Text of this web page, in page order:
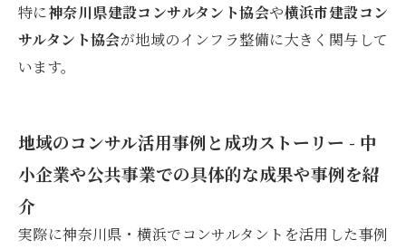
特に神奈川県建設コンサルタント協会や横浜市建設コン
サルタント協会が地域のインフラ整備に大きく関与して
います。
地域のコンサル活用事例と成功ストーリー - 中
小企業や公共事業での具体的な成果や事例を紹
介
実際に神奈川県・横浜でコンサルタントを活用した事例